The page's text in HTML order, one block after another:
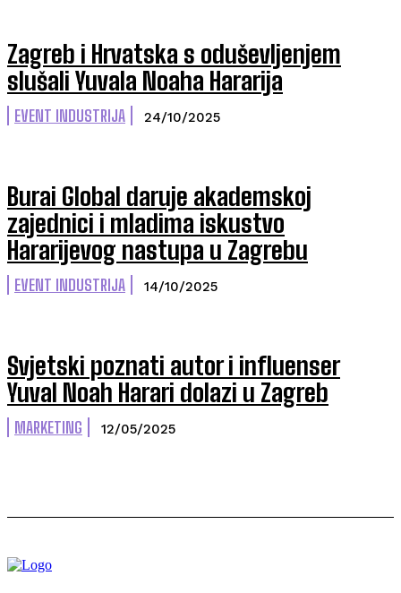
Zagreb i Hrvatska s oduševljenjem
slušali Yuvala Noaha Hararija
EVENT INDUSTRIJA 24/10/2025
Burai Global daruje akademskoj
zajednici i mladima iskustvo
Hararijevog nastupa u Zagrebu
EVENT INDUSTRIJA 14/10/2025
Svjetski poznati autor i influenser
Yuval Noah Harari dolazi u Zagreb
MARKETING 12/05/2025